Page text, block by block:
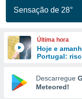
a este
das
e
forma
digital
Sensação de 28°
Última hora
Hoje e
Portugal:
Descarregue
Meteored!